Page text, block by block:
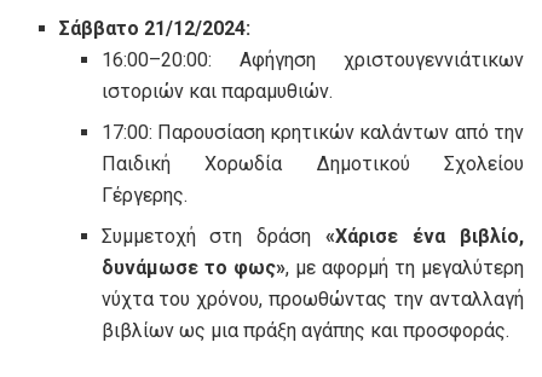
Σάββατο 21/12/2024:
16:00–20:00: Αφήγηση χριστουγεννιάτικων
ιστοριών και παραμυθιών.
17:00: Παρουσίαση κρητικών καλάντων από την
Παιδική Χορωδία Δημοτικού Σχολείου
Γέργερης.
Συμμετοχή στη δράση«Χάρισε ένα βιβλίο,
δυνάμωσε το φως», με αφορμή τη μεγαλύτερη
νύχτα του χρόνου, προωθώντας την ανταλλαγή
βιβλίων ως μια πράξη αγάπης και προσφοράς.